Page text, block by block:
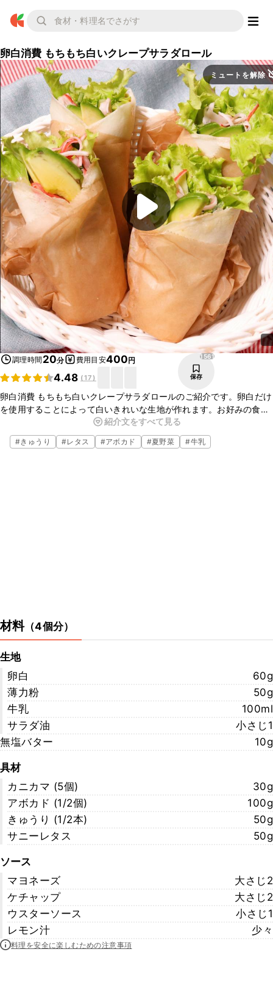
卵白消費 もちもち白いクレープサラダロール
ミュートを解除
調理時間 20分 費用目安400円
4.48 (17)
1561
保存
卵白消費 もちもち白いクレープサラダロールのご紹介です。卵白だけ
を使用することによって白いきれいな生地が作れます。お好みの食材
を巻いて彩り鮮やかに作ってみてください。お子様と一緒に巻きなが
ら食べるのも楽しいですよ。
紹介文をすべて見る
#きゅうり #レタス #アボカド #夏野菜 #牛乳
材料（4個分）
生地
卵白
60g
薄力粉
50g
牛乳
100ml
サラダ油
小さじ1
無塩バター
10g
具材
カニカマ (5個)
30g
アボカド (1/2個)
100g
きゅうり (1/2本)
50g
サニーレタス
50g
ソース
マヨネーズ
大さじ2
ケチャップ
大さじ2
ウスターソース
小さじ1
レモン汁
少々
料理を安全に楽しむための注意事項